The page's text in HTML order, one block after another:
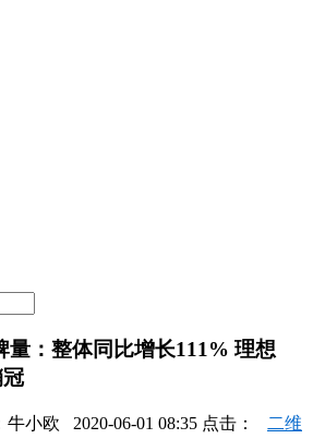
量：整体同比增长111% 理想
牛小欧 2020-06-01 08:35 点击： 二维